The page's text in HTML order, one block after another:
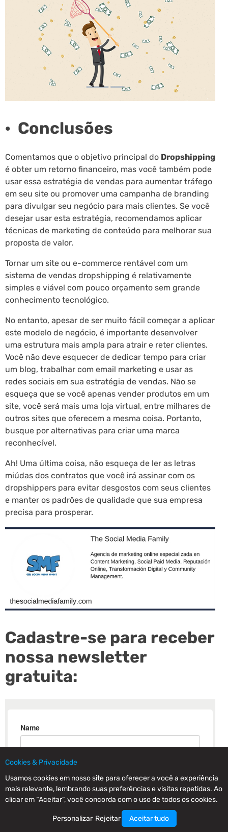
· Conclusões
Comentamos que o objetivo principal do Dropshipping
é obter um retorno financeiro, mas você também pode
usar essa estratégia de vendas para aumentar tráfego
em seu site ou promover uma campanha de branding
para divulgar seu negócio para mais clientes. Se você
desejar usar esta estratégia, recomendamos aplicar
técnicas de marketing de conteúdo para melhorar sua
proposta de valor.
Tornar um site ou e-commerce rentável com um
sistema de vendas dropshipping é relativamente
simples e viável com pouco orçamento sem grande
conhecimento tecnológico.
No entanto, apesar de ser muito fácil começar a aplicar
este modelo de negócio, é importante desenvolver
uma estrutura mais ampla para atrair e reter clientes.
Você não deve esquecer de dedicar tempo para criar
um blog, trabalhar com email marketing e usar as
redes sociais em sua estratégia de vendas. Não se
esqueça que se você apenas vender produtos em um
site, você será mais uma loja virtual, entre milhares de
outros sites que oferecem a mesma coisa. Portanto,
busque por alternativas para criar uma marca
reconhecível.
Ah! Uma última coisa, não esqueça de ler as letras
miúdas dos contratos que você irá assinar com os
dropshippers para evitar desgostos com seus clientes
e manter os padrões de qualidade que sua empresa
precisa para prosperar.
Cadastre-se para receber
nossa newsletter
gratuita:
Cookies & Privacidade
Usamos cookies em nosso site para oferecer a você a experiência
mais relevante, lembrando suas preferências e visitas repetidas. Ao
clicar em “Aceitar”, você concorda com o uso de todos os cookies.
Personalizar Rejeitar Aceitar tudo